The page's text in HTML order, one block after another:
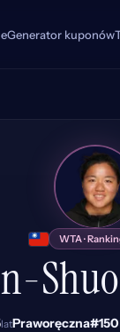
Generator kuponów
EL
WTA ·
latPraworęczna#150